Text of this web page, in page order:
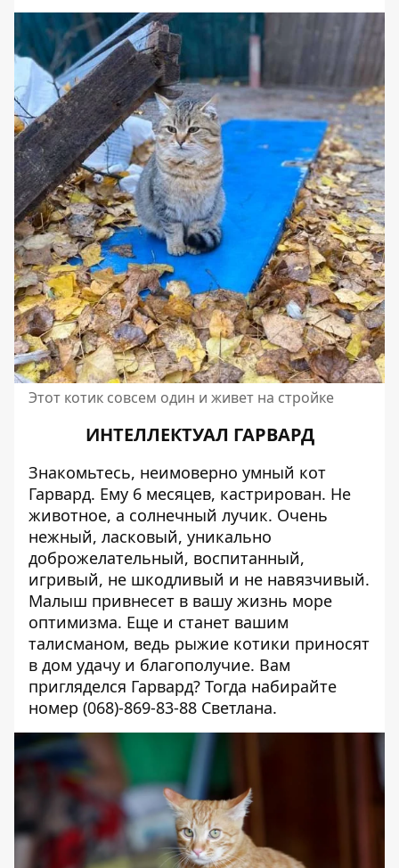
Этот котик совсем один и живет на стройке
ИНТЕЛЛЕКТУАЛ ГАРВАРД
Знакомьтесь, неимоверно умный кот
Гарвард. Ему 6 месяцев, кастрирован. Не
животное, а солнечный лучик. Очень
нежный, ласковый, уникально
доброжелательный, воспитанный,
игривый, не шкодливый и не навязчивый.
Малыш привнесет в вашу жизнь море
оптимизма. Еще и станет вашим
талисманом, ведь рыжие котики приносят
в дом удачу и благополучие. Вам
пригляделся Гарвард? Тогда набирайте
номер (068)-869-83-88 Светлана.